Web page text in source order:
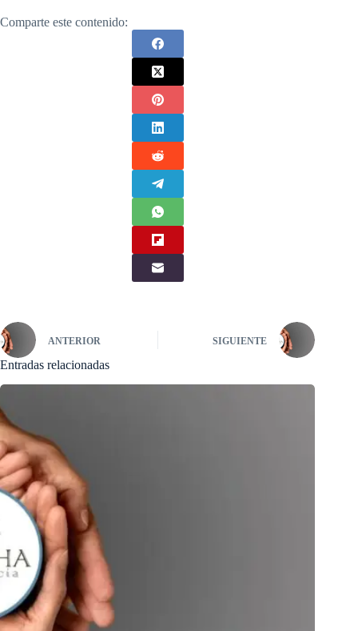
Comparte este contenido:
ANTERIOR SIGUIENTE
Entradas relacionadas